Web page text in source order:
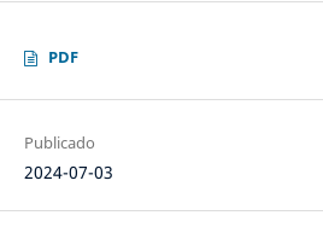
PDF
Publicado
2024-07-03